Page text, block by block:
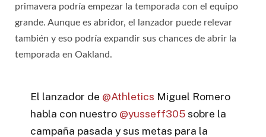
primavera podría empezar la temporada con el equipo
grande. Aunque es abridor, el lanzador puede relevar
también y eso podría expandir sus chances de abrir la
temporada en Oakland.
El lanzador de @Athletics Miguel Romero
habla con nuestro @yusseff305sobre la
campaña pasada y sus metas para la